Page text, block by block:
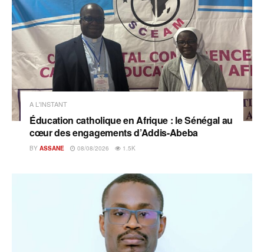
A L'INSTANT
Éducation catholique en Afrique : le Sénégal au
cœur des engagements d’Addis-Abeba
BY ASSANE 08/08/2026 1.5K